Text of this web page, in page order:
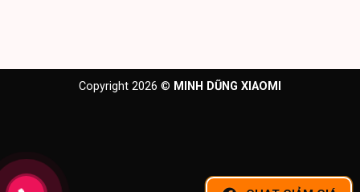
Copyright 2026 © MINH DŨNG XIAOMI